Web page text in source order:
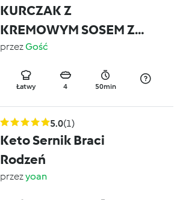
KURCZAK Z
KREMOWYM SOSEM Z
WARZYWAMI
przezGość
Łatwy 4 50min
5.0(1)
Keto Sernik Braci
Rodzeń
przezyoan